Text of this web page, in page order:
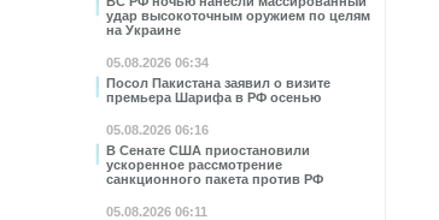
удар высокоточным оружием по целям
на Украине
05.08.2026 06:34
Посол Пакистана заявил о визите
премьера Шарифа в РФ осенью
05.08.2026 06:16
В Сенате США приостановили
ускоренное рассмотрение
санкционного пакета против РФ
05.08.2026 06:11